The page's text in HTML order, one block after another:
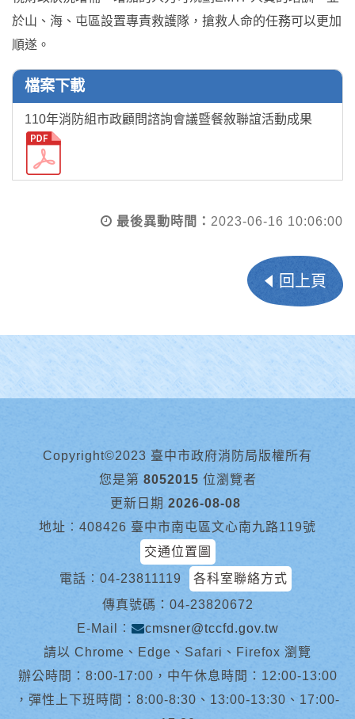
於山、海、屯區設置專責救護隊，搶救人命的任務可以更加
順遂。
檔案下載
110年消防組市政顧問諮詢會議暨餐敘聯誼活動成果
最後異動時間： 2023-06-16 10:06:00
回上頁
Copyright©2023 臺中市政府消防局版權所有
您是第 8052015 位瀏覽者
更新日期 2026-08-08
地址︰408426 臺中市南屯區文心南九路119號
交通位置圖
電話︰ 04-23811119
各科室聯絡方式
傳真號碼：04-23820672
E-Mail︰
cmsner@tccfd.gov.tw
請以 Chrome、Edge、Safari、Firefox 瀏覽
辦公時間：8:00-17:00，中午休息時間：12:00-13:00
，彈性上下班時間：8:00-8:30、13:00-13:30、17:00-